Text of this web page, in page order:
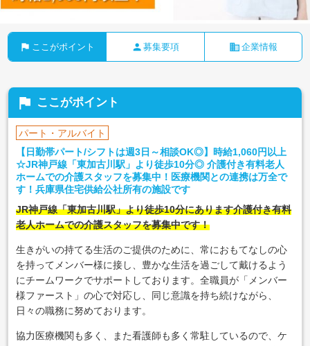
flag ここがポイント person 募集要項 business 企業情報
flag ここがポイント
パート・アルバイト
【日勤帯パート/シフトは週3日～相談OK◎】時給1,060円以上
☆JR神戸線「東加古川駅」より徒歩10分◎ 介護付き有料老人
ホームでの介護スタッフを募集中！医療機関との連携は万全で
す！兵庫県住宅供給公社所有の施設です
JR神戸線「東加古川駅」より徒歩10分にあります介護付き有料
老人ホームでの介護スタッフを募集中です！
生きがいの持てる生活のご提供のために、常におもてなしの心
を持ってメンバー様に接し、豊かな生活を過ごして戴けるよう
にチームワークでサポートしております。全職員が「メンバー
様ファースト」の心で対応し、同じ意識を持ち続けながら、
日々の職務に努めております。
協力医療機関も多く、また看護師も多く常駐しているので、ケ